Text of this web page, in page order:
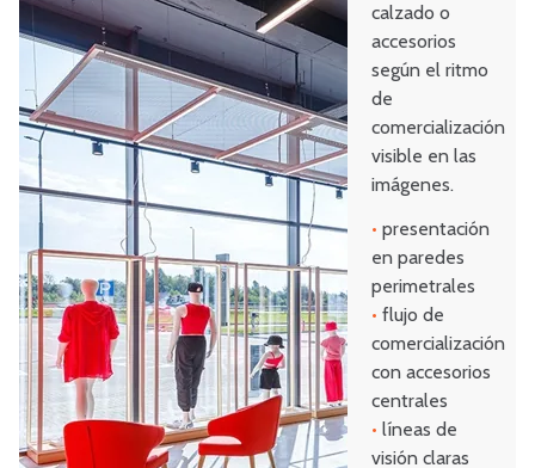
calzado o
accesorios
según el ritmo
de
comercialización
visible en las
imágenes.
• presentación
en paredes
perimetrales
• flujo de
comercialización
con accesorios
centrales
• líneas de
visión claras